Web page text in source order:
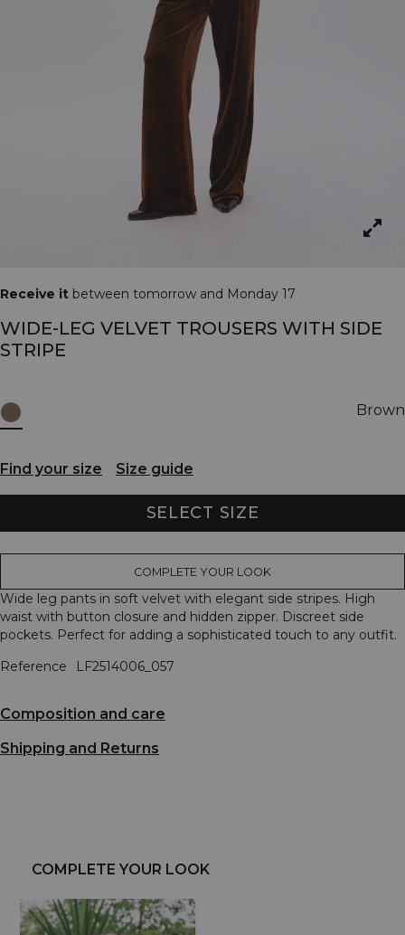
Receive it between tomorrow and Monday 17
WIDE-LEG VELVET TROUSERS WITH SIDE
STRIPE
Brown
Find your size Size guide
SELECT SIZE
COMPLETE YOUR LOOK
Wide leg pants in soft velvet with elegant side stripes. High
waist with button closure and hidden zipper. Discreet side
pockets. Perfect for adding a sophisticated touch to any outfit.
Reference
LF2514006_057
Composition and care
Shipping and Returns
COMPLETE YOUR LOOK